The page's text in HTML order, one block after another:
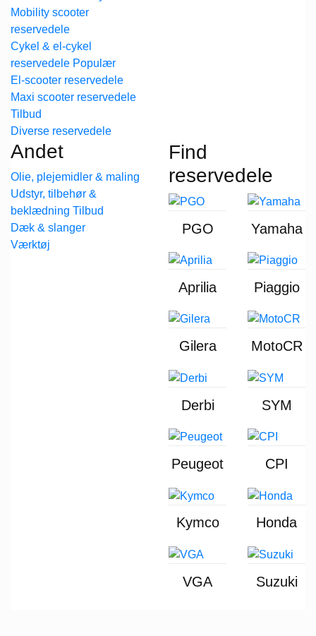
Mobility scooter
reservedele
Cykel & el-cykel
reservedele
El-scooter reservedele
Maxi scooter reservedele
Diverse reservedele
Andet
Olie, plejemidler & maling
Udstyr, tilbehør &
beklædning
Dæk & slanger
Værktøj
Find
reservedele
PGO Yamaha
Aprilia Piaggio
Gilera MotoCR
Derbi SYM
Peugeot CPI
Kymco Honda
VGA Suzuki